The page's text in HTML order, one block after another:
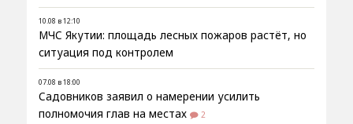
10.08 в 12:10
МЧС Якутии: площадь лесных пожаров растёт, но
ситуация под контролем
07.08 в 18:00
Садовников заявил о намерении усилить
полномочия глав на местах
2